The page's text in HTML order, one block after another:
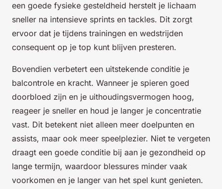
een goede fysieke gesteldheid herstelt je lichaam
sneller na intensieve sprints en tackles. Dit zorgt
ervoor dat je tijdens trainingen en wedstrijden
consequent op je top kunt blijven presteren.
Bovendien verbetert een uitstekende conditie je
balcontrole en kracht. Wanneer je spieren goed
doorbloed zijn en je uithoudingsvermogen hoog,
reageer je sneller en houd je langer je concentratie
vast. Dit betekent niet alleen meer doelpunten en
assists, maar ook meer speelplezier. Niet te vergeten
draagt een goede conditie bij aan je gezondheid op
lange termijn, waardoor blessures minder vaak
voorkomen en je langer van het spel kunt genieten.